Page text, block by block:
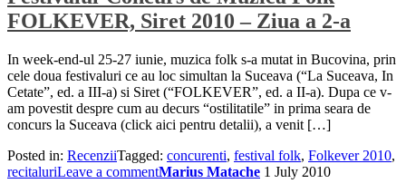
FOLKEVER, Siret 2010 – Ziua a 2-a
In week-end-ul 25-27 iunie, muzica folk s-a mutat in Bucovina, prin
cele doua festivaluri ce au loc simultan la Suceava (“La Suceava, In
Cetate”, ed. a III-a) si Siret (“FOLKEVER”, ed. a II-a). Dupa ce v-
am povestit despre cum au decurs “ostilitatile” in prima seara de
concurs la Suceava (click aici pentru detalii), a venit […]
Posted in: RecenziiTagged: concurenti, festival folk, Folkever 2010,
recitaluriLeave a commentMarius Matache 1 July 2010